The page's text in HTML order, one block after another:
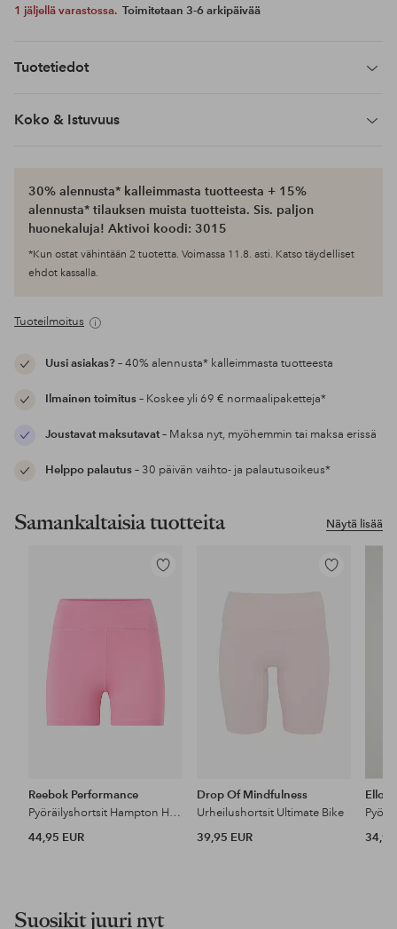
1 jäljellä varastossa. Toimitetaan 3-6 arkipäivää
Tuotetiedot
Koko & Istuvuus
30% alennusta* kalleimmasta tuotteesta + 15%
alennusta* tilauksen muista tuotteista. Sis. paljon
huonekaluja! Aktivoi koodi: 3015
*Kun ostat vähintään 2 tuotetta. Voimassa 11.8. asti. Katso täydelliset
ehdot kassalla.
Tuoteilmoitus
Uusi asiakas?– 40% alennusta* kalleimmasta tuotteesta
Ilmainen toimitus– Koskee yli 69 € normaalipaketteja*
Joustavat maksutavat– Maksa nyt, myöhemmin tai maksa erissä
Helppo palautus– 30 päivän vaihto- ja palautusoikeus*
Näytä lisää
Samankaltaisia tuotteita
Lisää
Reebok Performance
Pyöräilyshortsit Hampton Hi.ri Shorts
44,95 EUR
Lisää
Drop Of Mindfulness
Urheilushortsit Ultimate Bike
39,95 EUR
Ellos
34,99
Suosikit juuri nyt